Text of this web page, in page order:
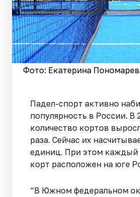
Фото: Екатерина
Падел-спорт активно
популярность в России. В
количество кортов
раза. Сейчас их
единиц. При этом каждый
корт расположен на юге
“В Южном федеральном